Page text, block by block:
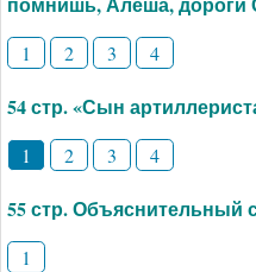
1 2 3 4
54 стр. «Сын
1 2 3 4
55 стр. Объяснительный
1